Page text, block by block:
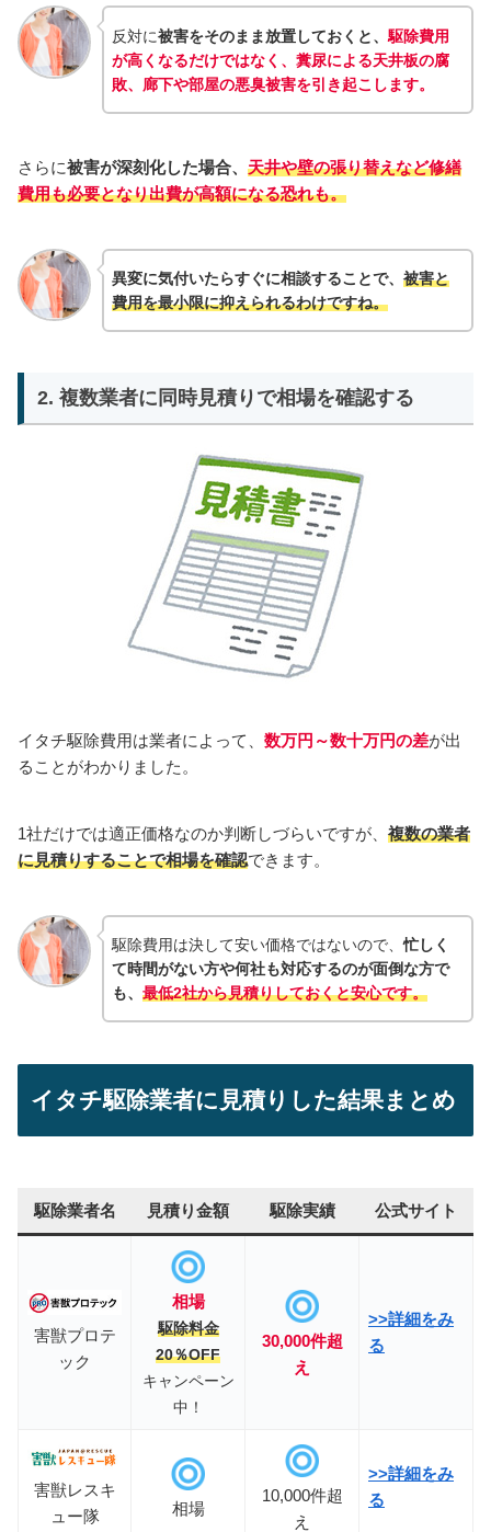
反対に被害をそのまま放置しておくと、 駆除費用
が高くなるだけではなく、糞尿による天井板の腐
敗、廊下や部屋の悪臭被害を引き起こします。
さらに被害が深刻化した場合、 天井や壁の張り替えなど修繕
費用も必要となり出費が高額になる恐れも。
異変に気付いたらすぐに相談することで、 被害と
費用を最小限に抑えられるわけですね。
2. 複数業者に同時見積りで相場を確認する
イタチ駆除費用は業者によって、 数万円～数十万円の差が出
ることがわかりました。
1社だけでは適正価格なのか判断しづらいですが、 複数の業者
に見積りすることで相場を確認できます。
駆除費用は決して安い価格ではないので、忙しく
て時間がない方や何社も対応するのが面倒な方で
も、 最低2社から見積りしておくと安心です。
イタチ駆除業者に見積りした結果まとめ
駆除業者名 見積り金額 駆除実績 公式サイト
害獣プロテ
ック
相場
駆除料金
20％OFF
キャンペーン
中！
30,000件超
え
>>詳細をみ
る
害獣レスキ
ュー隊
相場
10,000件超
え
>>詳細をみ
る